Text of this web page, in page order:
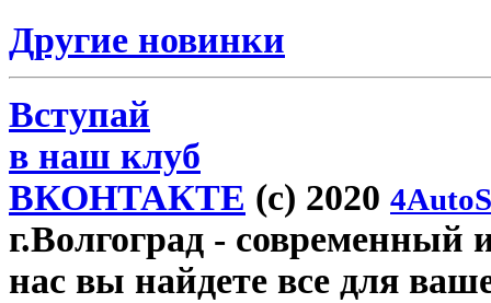
Другие новинки
Вступай
в наш клуб
ВКОНТАКТЕ (c) 2020
г.Волгоград - современный
нас вы найдете все для